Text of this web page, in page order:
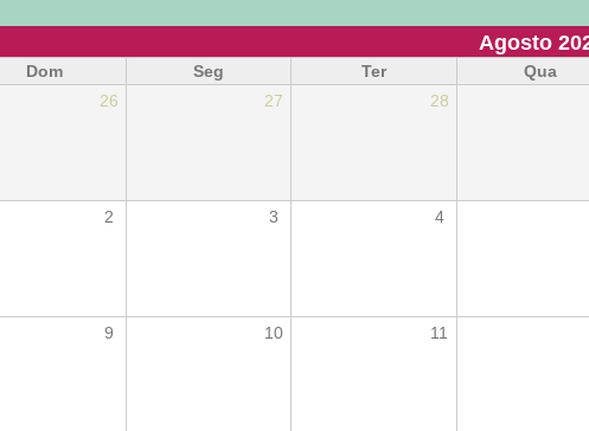
Agosto
Dom Seg Ter Qua
26
27 28
2 3 4
9 10 11